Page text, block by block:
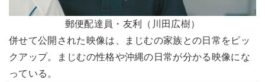
郵便配達員・友利（川田広樹）
併せて公開された映像は、まじむの家族との日常をピッ
クアップ。まじむの性格や沖縄の日常が分かる映像にな
っている。